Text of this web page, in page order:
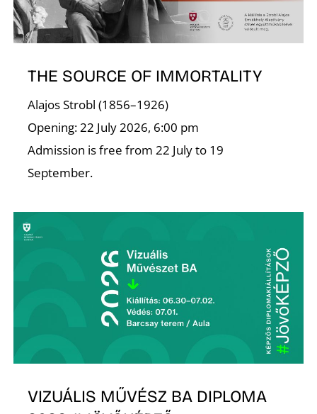
THE SOURCE OF IMMORTALITY
Alajos Strobl (1856–1926)
Opening: 22 July 2026, 6:00 pm
Admission is free from 22 July to 19
September.
VIZUÁLIS MŰVÉSZ BA DIPLOMA